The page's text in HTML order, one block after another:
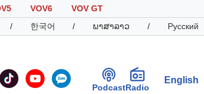
VOV6
VOV GT
/ 한국어 / ພາສາລາວ / Русский
PodcastRadio
English